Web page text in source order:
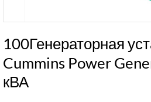
100Генераторная
Cummins Power
кВА